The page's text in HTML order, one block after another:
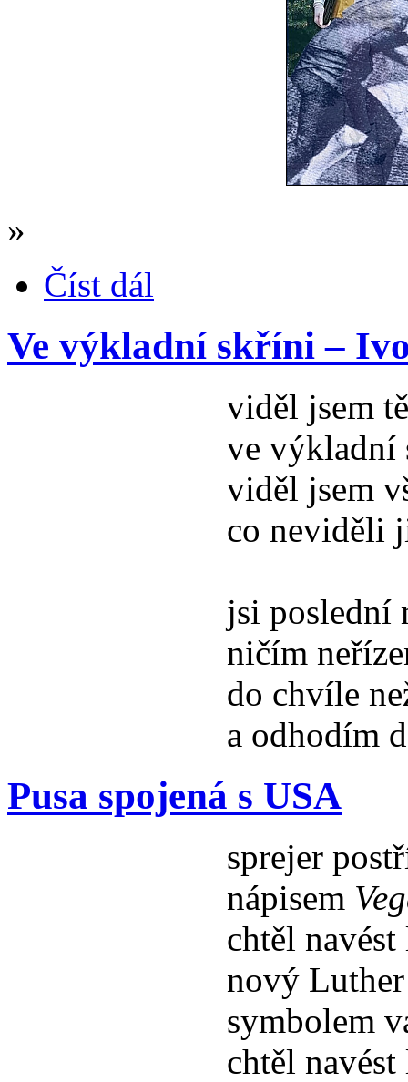
»
Číst dál
Ve výkladní skříni –
viděl jsem
ve výkladní
viděl jsem
co neviděli
jsi poslední
ničím
do chvíle
a odhodím
Pusa spojená s USA
sprejer
nápisem
chtěl
nový
symbolem
chtěl